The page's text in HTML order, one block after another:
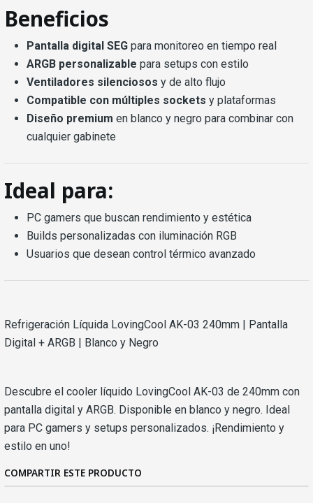
Beneficios
Pantalla digital SEG para monitoreo en tiempo real
ARGB personalizable para setups con estilo
Ventiladores silenciosos y de alto flujo
Compatible con múltiples sockets y plataformas
Diseño premium en blanco y negro para combinar con
cualquier gabinete
Ideal para:
PC gamers que buscan rendimiento y estética
Builds personalizadas con iluminación RGB
Usuarios que desean control térmico avanzado
Refrigeración Líquida LovingCool AK-03 240mm | Pantalla
Digital + ARGB | Blanco y Negro
Descubre el cooler líquido LovingCool AK-03 de 240mm con
pantalla digital y ARGB. Disponible en blanco y negro. Ideal
para PC gamers y setups personalizados. ¡Rendimiento y
estilo en uno!
COMPARTIR ESTE PRODUCTO